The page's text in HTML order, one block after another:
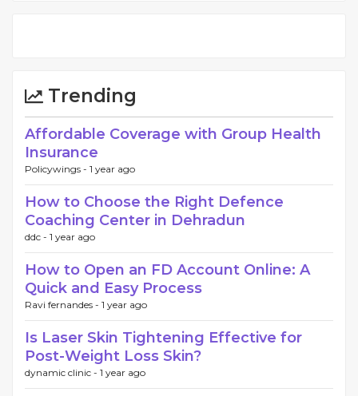
Trending
Affordable Coverage with Group Health
Insurance
Policywings - 1 year ago
How to Choose the Right Defence
Coaching Center in Dehradun
ddc - 1 year ago
How to Open an FD Account Online: A
Quick and Easy Process
Ravi fernandes - 1 year ago
Is Laser Skin Tightening Effective for
Post-Weight Loss Skin?
dynamic clinic - 1 year ago